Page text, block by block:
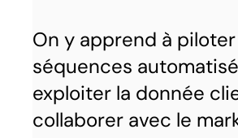
On y apprend à
séquences
exploiter la donnée
collaborer avec le